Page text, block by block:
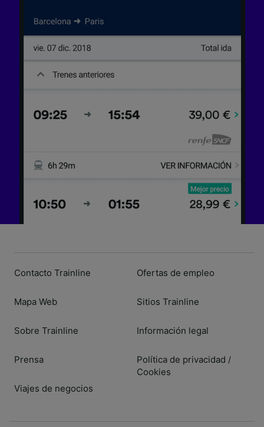
Contacto Trainline
Mapa Web
Sobre Trainline
Prensa
Viajes de negocios
Ofertas de empleo
Sitios Trainline
Información legal
Política de privacidad /
Cookies